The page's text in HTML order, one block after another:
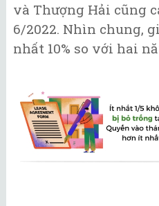
và Thượng Hải cũng
6/2022. Nhìn chung,
nhất 10% so với hai